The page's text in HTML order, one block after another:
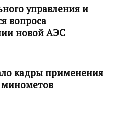
управления и
вопроса
новой АЭС
кадры применения